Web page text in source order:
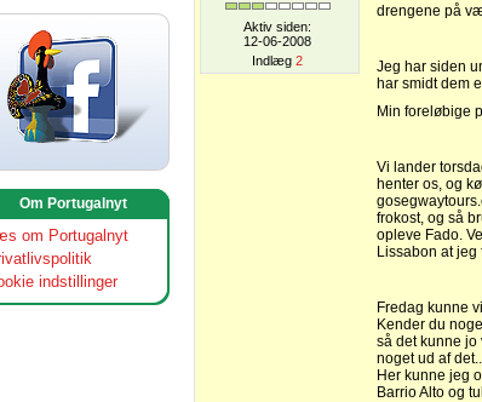
Om Portugalnyt
om Portugalnyt
indstillinger
Aktiv siden:
12-06-2008
Indlæg 2
drengene på
Jeg har siden
har smidt dem
Min foreløbige
Vi lander
henter os, og
frokost, og så
opleve Fado.
Lissabon at
Fredag kunne
Kender du
så det kunne
noget ud af
Her kunne jeg
Barrio Alto og